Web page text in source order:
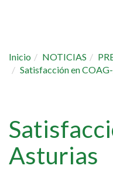
Inicio NOTICIAS
Satisfacción en
Asturias